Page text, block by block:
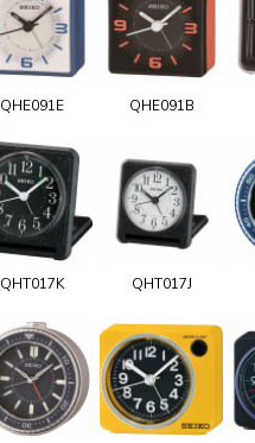
QHE091E QHE091B
QHT017K QHT017J